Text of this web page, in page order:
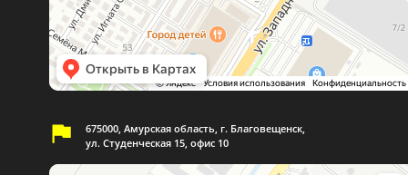
675000, Амурская область, г. Благовещенск,
ул. Студенческая 15, офис 10